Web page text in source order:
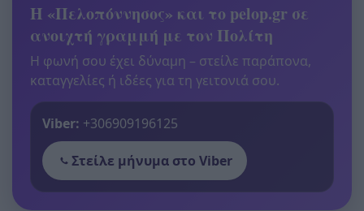
Η «Πελοπόννησος» και το pelop.gr σε
ανοιχτή γραμμή με τον Πολίτη
Η φωνή σου έχει δύναμη – στείλε παράπονα,
καταγγελίες ή ιδέες για τη γειτονιά σου.
Viber: +306909196125
Στείλε μήνυμα στο Viber